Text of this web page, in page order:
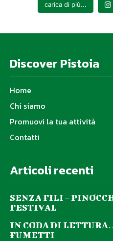
carica di più...
Discover Pistoia
Home
Chi siamo
Promuovi la tua attività
Contatti
Articoli recenti
SENZA FILI –
FESTIVAL
IN CODA DI
FUMETTI